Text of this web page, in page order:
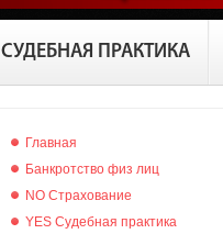
СУДЕБНАЯ ПРАКТИКА
Главная
Банкротство физ лиц
NO Страхование
YES Судебная практика